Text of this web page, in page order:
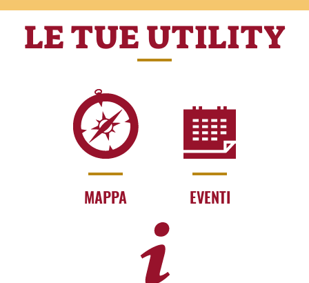
LE TUE UTILITY
MAPPA EVENTI